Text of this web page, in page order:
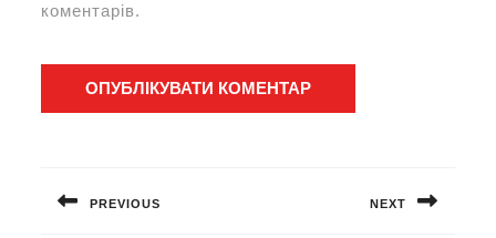
коментарів.
PREVIOUS NEXT